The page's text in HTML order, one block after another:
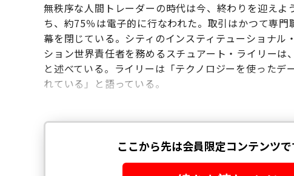
無秩序な人間トレーダーの時代は今、終わりを迎え
ち、約75％は電子的に行なわれた。取引はかつて専
幕を閉じている。シティのインスティテューショナル
ション世界責任者を務めるスチュアート・ライリー
と述べている。ライリーは「テクノロジーを使った
れている」と語っている。